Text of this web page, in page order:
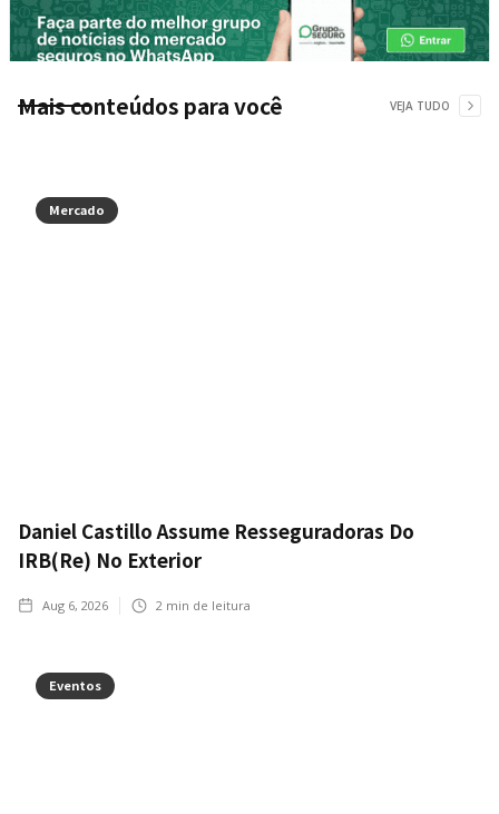
Mais conteúdos para você VEJA TUDO
Mercado
Daniel Castillo Assume Resseguradoras Do
IRB(Re) No Exterior
Aug 6, 2026 2 min de leitura
Eventos